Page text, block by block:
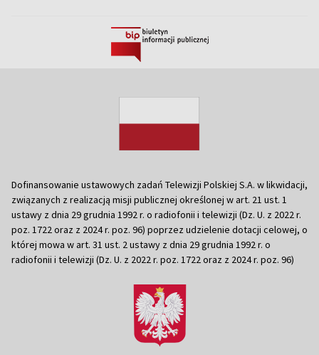
Dofinansowanie ustawowych zadań Telewizji Polskiej S.A. w likwidacji,
związanych z realizacją misji publicznej określonej w art. 21 ust. 1
ustawy z dnia 29 grudnia 1992 r. o radiofonii i telewizji (Dz. U. z 2022 r.
poz. 1722 oraz z 2024 r. poz. 96) poprzez udzielenie dotacji celowej, o
której mowa w art. 31 ust. 2 ustawy z dnia 29 grudnia 1992 r. o
radiofonii i telewizji (Dz. U. z 2022 r. poz. 1722 oraz z 2024 r. poz. 96)